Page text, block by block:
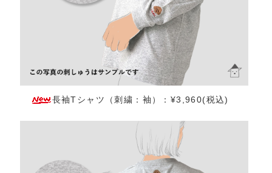
長袖Tシャツ（刺繍：袖）：¥3,960(税込)